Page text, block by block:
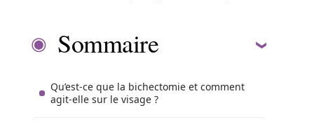
Sommaire
Qu’est-ce que la bichectomie et comment
agit-elle sur le visage ?